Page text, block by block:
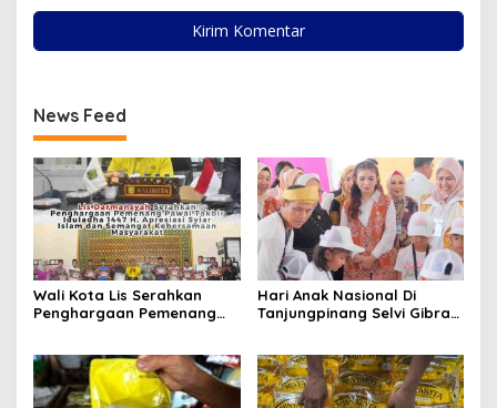
News Feed
Wali Kota Lis Serahkan
Penghargaan Pemenang
Hidupkan Syiar Islam
Hari Anak Nasional Di
Tanjungpinang Selvi Gibran